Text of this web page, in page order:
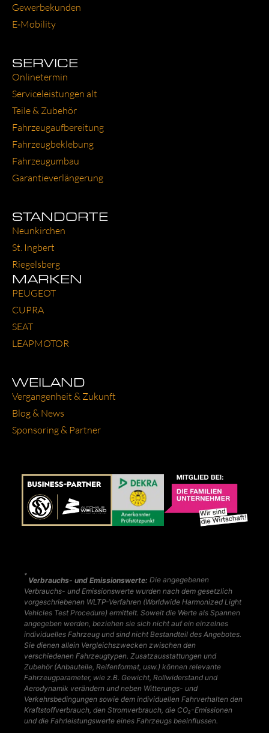
Gewer­be­kun­den
E‑Mobility
SERVICE
Online­ter­min
Ser­vice­leis­tun­gen alt
Tei­le & Zube­hör
Fahr­zeug­auf­be­rei­tung
Fahr­zeug­be­kle­bung
Fahr­zeug­um­bau
Garantie­verlängerung
STANDORTE
Neun­kir­chen
St. Ing­bert
Rie­gels­berg
MARKEN
PEU­GEOT
CUP­RA
SEAT
LEAP­MO­TOR
WEILAND
Ver­gan­gen­heit & Zukunft
Blog & News
Spon­so­ring & Part­ner
*
Verbrauchs- und Emissionswerte: Die angegebenen
Verbrauchs- und Emissionswerte wurden nach dem gesetzlich
vorgeschriebenen WLTP-Verfahren (Worldwide Harmonized Light
Vehicles Test Procedure) ermittelt. Soweit die Werte als Spannen
angegeben werden, beziehen sie sich nicht auf ein einzelnes
individuelles Fahrzeug und sind nicht Bestandteil des Angebotes.
Sie dienen allein Vergleichszwecken zwischen den
verschiedenen Fahrzeugtypen. Zusatzausstattungen und
Zubehör (Anbauteile, Reifenformat, usw.) können relevante
Fahrzeugparameter, wie z.B. Gewicht, Rollwiderstand und
Aerodynamik verändern und neben Witterungs- und
Verkehrsbedingungen sowie dem individuellen Fahrverhalten den
Kraftstoffverbrauch, den Stromverbrauch, die CO₂-Emissionen
und die Fahrleistungswerte eines Fahrzeugs beeinflussen.